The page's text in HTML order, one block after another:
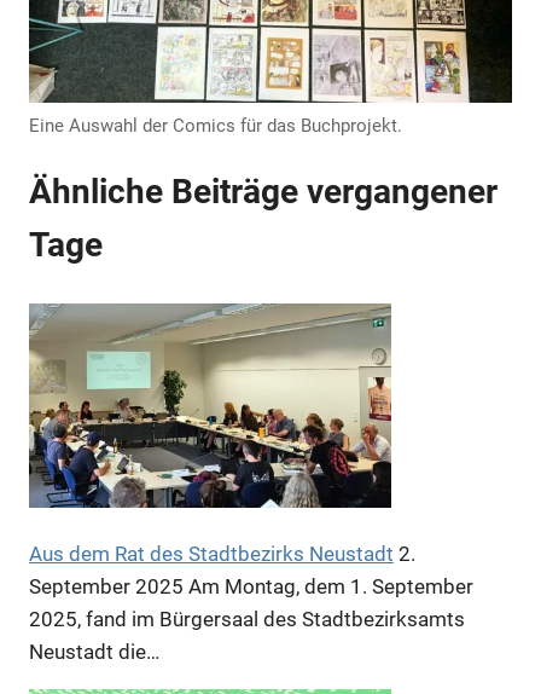
Eine Auswahl der Comics für das Buchprojekt.
Ähnliche Beiträge vergangener
Tage
Aus dem Rat des Stadtbezirks Neustadt 2.
September 2025 Am Montag, dem 1. September
2025, fand im Bürgersaal des Stadtbezirksamts
Neustadt die…